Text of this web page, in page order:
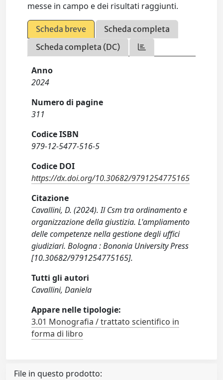
messe in campo e dei risultati raggiunti.
Scheda breve
Scheda completa
Scheda completa (DC)
Anno
2024
Numero di pagine
311
Codice ISBN
979-12-5477-516-5
Codice DOI
https://dx.doi.org/10.30682/9791254775165
Citazione
Cavallini, D. (2024). Il Csm tra ordinamento e
organizzazione della giustizia. L'ampliamento
delle competenze nella gestione degli uffici
giudiziari. Bologna : Bononia University Press
[10.30682/9791254775165].
Tutti gli autori
Cavallini, Daniela
Appare nelle tipologie:
3.01 Monografia / trattato scientifico in
forma di libro
File in questo prodotto: